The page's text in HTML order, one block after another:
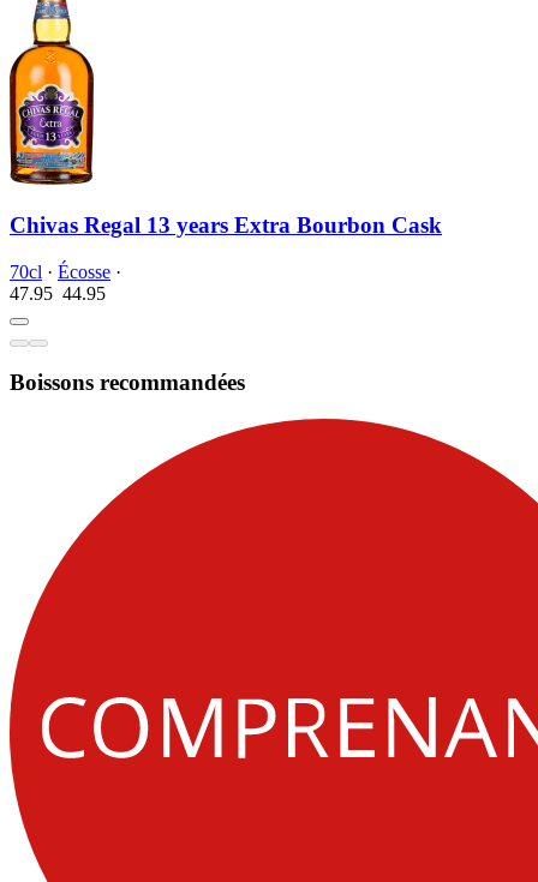
Chivas Regal 13 years Extra Bourbon Cask
70cl · Écosse ·
47.95 44.95
Boissons recommandées